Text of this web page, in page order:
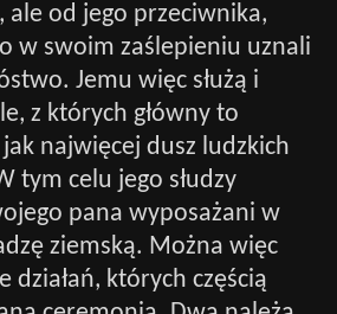
ale od jego przeciwnika,
w swoim zaślepieniu uznali
Jemu więc służą i
z których główny to
najwięcej dusz ludzkich
tym celu jego słudzy
pana wyposażani w
ziemską. Można więc
działań, których częścią